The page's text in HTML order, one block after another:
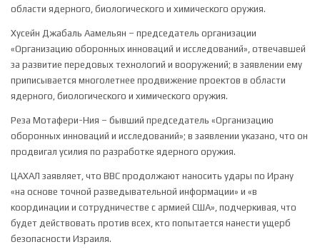
области ядерного, биологического и химического оружия.
Хусейн Джабаль Аамельян – председатель организации
«Организацию оборонных инноваций и исследований», отвечавшей
за развитие передовых технологий и вооружений; в заявлении ему
приписывается многолетнее продвижение проектов в области
ядерного, биологического и химического оружия.
Реза Мотафери-Ния – бывший председатель «Организацию
оборонных инноваций и исследований»; в заявлении указано, что он
продвигал усилия по разработке ядерного оружия.
ЦАХАЛ заявляет, что ВВС продолжают наносить удары по Ирану
«на основе точной разведывательной информации» и «в
координации и сотрудничестве с армией США», подчеркивая, что
будет действовать против всех, кто попытается нанести ущерб
безопасности Израиля.